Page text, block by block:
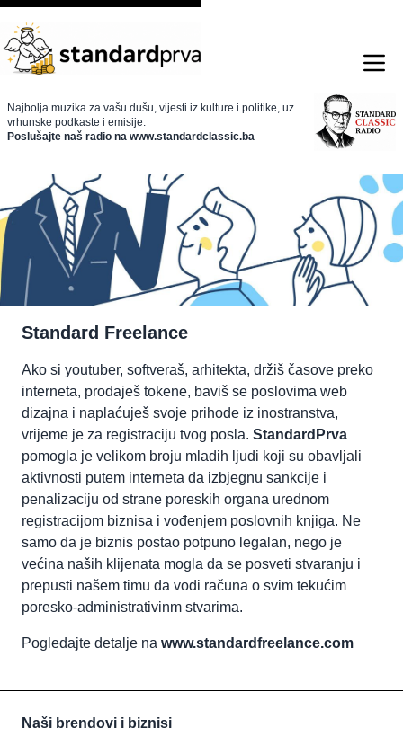
Najbolja muzika za vašu dušu, vijesti iz kulture i politike, uz
vrhunske podkaste i emisije.
Poslušajte naš radio na www.standardclassic.ba
Standard Freelance
Ako si youtuber, softveraš, arhitekta, držiš časove preko
interneta, prodaješ tokene, baviš se poslovima web
dizajna i naplaćuješ svoje prihode iz inostranstva,
vrijeme je za registraciju tvog posla. StandardPrva
pomogla je velikom broju mladih ljudi koji su obavljali
aktivnosti putem interneta da izbjegnu sankcije i
penalizaciju od strane poreskih organa urednom
registracijom biznisa i vođenjem poslovnih knjiga. Ne
samo da je biznis postao potpuno legalan, nego je
većina naših klijenata mogla da se posveti stvaranju i
prepusti našem timu da vodi računa o svim tekućim
poresko-administrativinm stvarima.
Pogledajte detalje na www.standardfreelance.com
Naši brendovi i biznisi